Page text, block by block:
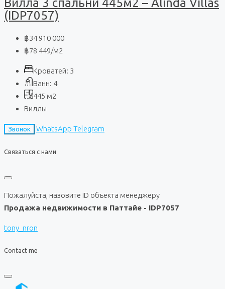
Вилла 3 спальни 445м2 – Alinda Villas
(IDP7057)
฿34 910 000
฿78 449/м2
Кроватей: 3
Ванн: 4
445 м2
Виллы
Звонок WhatsApp Telegram
Связаться с нами
Пожалуйста, назовите ID объекта менеджеру
Продажа недвижимости в Паттайе - IDP7057
tony_nron
Contact me